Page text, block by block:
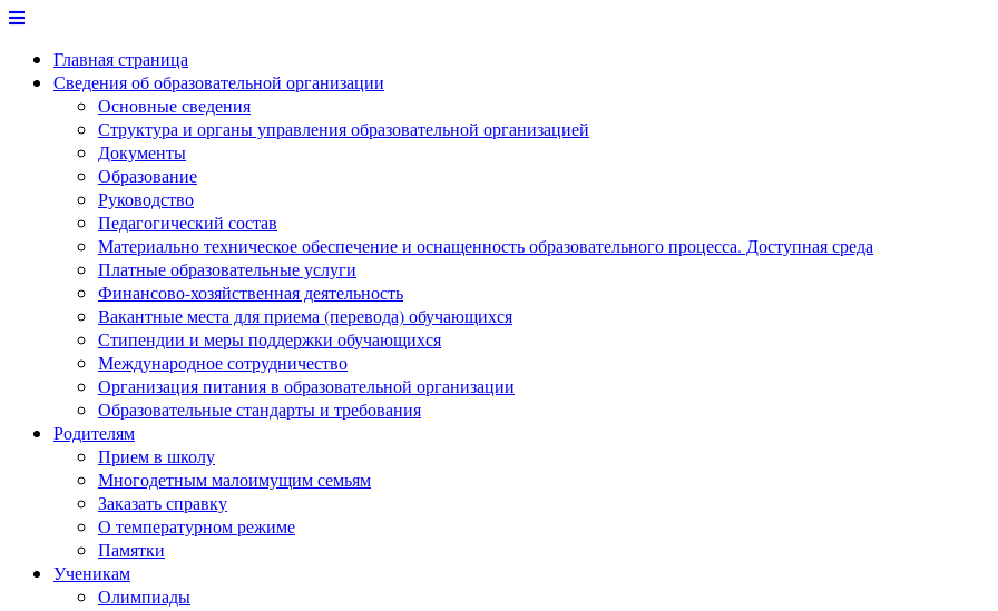
Перейти
содержимому
Главная страница
Сведения об образовательной организации
Основные сведения
Структура и органы управления образовательной организацией
Документы
Образование
Руководство
Педагогический состав
Материально техническое обеспечение и оснащенность образовательного процесса. Доступная среда
Платные образовательные услуги
Финансово-хозяйственная деятельность
Вакантные места для приема (перевода) обучающихся
Стипендии и меры поддержки обучающихся
Международное сотрудничество
Организация питания в образовательной организации
Образовательные стандарты и требования
Родителям
Прием в школу
Многодетным малоимущим семьям
Заказать справку
О температурном режиме
Памятки
Ученикам
Олимпиады